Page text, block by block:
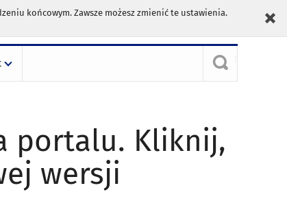
końcowym. Zawsze możesz zmienić te ustawienia.
portalu. Kliknij,
wersji